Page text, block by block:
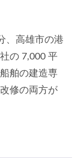
、高雄市の港
の 7,000 平
舶の建造専
修の両方が